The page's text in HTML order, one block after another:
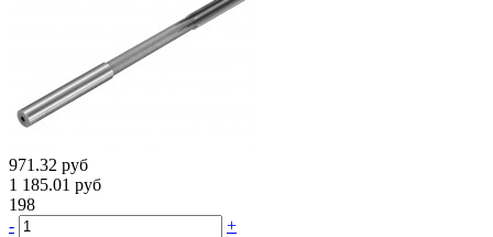
971.32 руб
1 185.01 руб
198
-
+